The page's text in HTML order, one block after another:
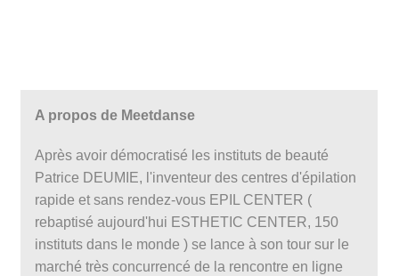
A propos de Meetdanse
Après avoir démocratisé les instituts de beauté
Patrice DEUMIE, l'inventeur des centres d'épilation
rapide et sans rendez-vous EPIL CENTER (
rebaptisé aujourd'hui ESTHETIC CENTER, 150
instituts dans le monde ) se lance à son tour sur le
marché très concurrencé de la rencontre en ligne